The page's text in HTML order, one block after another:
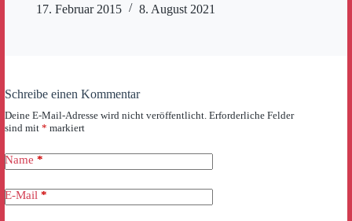
17. Februar 2015
8. August 2021
Schreibe einen Kommentar
Deine E-Mail-Adresse wird nicht veröffentlicht. Erforderliche Felder
sind mit * markiert
Name *
E-Mail *